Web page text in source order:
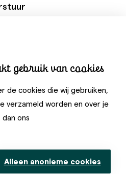
gebruik van cookies
de cookies die wij gebruiken,
verzameld worden en over je
ons
Alleen anonieme cookies
voorbehouden.